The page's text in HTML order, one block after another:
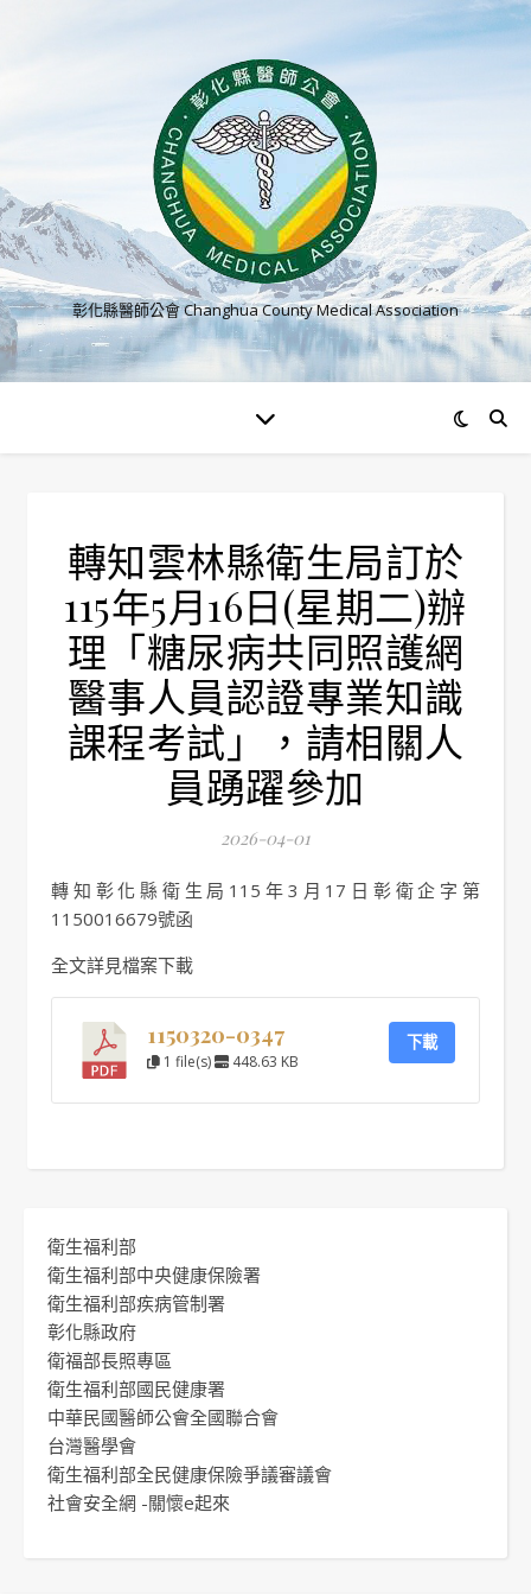
彰化縣醫師公會 Changhua County Medical Association
轉知雲林縣衛生局訂於
115年5月16日(星期二)辦
理「糖尿病共同照護網
醫事人員認證專業知識
課程考試」，請相關人
員踴躍參加
2026-04-01
轉知彰化縣衛生局115年3月17日彰衛企字第
1150016679號函
全文詳見檔案下載
1150320-0347
1 file(s) 448.63 KB
下載
衛生福利部
衛生福利部中央健康保險署
衛生福利部疾病管制署
彰化縣政府
衛福部長照專區
衛生福利部國民健康署
中華民國醫師公會全國聯合會
台灣醫學會
衛生福利部全民健康保險爭議審議會
社會安全網 -關懷e起來